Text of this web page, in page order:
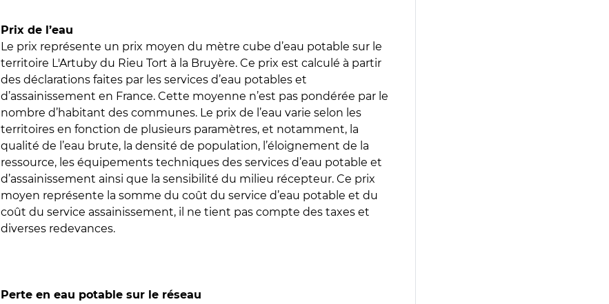
Prix de l’eau
Le prix représente un prix moyen du mètre cube d’eau potable sur le
territoire L'Artuby du Rieu Tort à la Bruyère. Ce prix est calculé à partir
des déclarations faites par les services d’eau potables et
d’assainissement en France. Cette moyenne n’est pas pondérée par le
nombre d’habitant des communes. Le prix de l’eau varie selon les
territoires en fonction de plusieurs paramètres, et notamment, la
qualité de l’eau brute, la densité de population, l’éloignement de la
ressource, les équipements techniques des services d’eau potable et
d’assainissement ainsi que la sensibilité du milieu récepteur. Ce prix
moyen représente la somme du coût du service d’eau potable et du
coût du service assainissement, il ne tient pas compte des taxes et
diverses redevances.
Perte en eau potable sur le réseau